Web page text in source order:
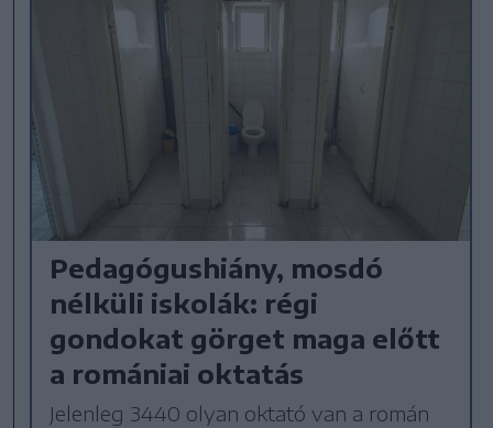
Pedagógushiány, mosdó
nélküli iskolák: régi
gondokat görget maga előtt
a romániai oktatás
Jelenleg 3440 olyan oktató van a román